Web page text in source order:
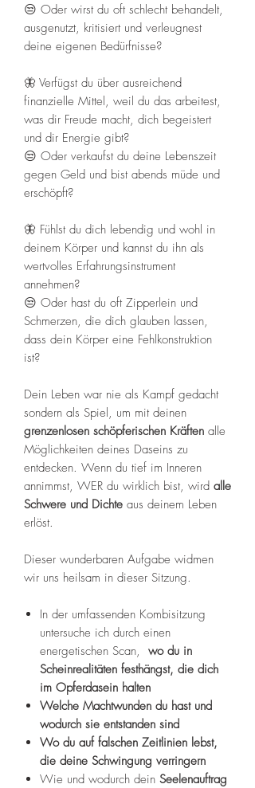
😒 Oder wirst du oft schlecht behandelt,
ausgenutzt, kritisiert und verleugnest
deine eigenen Bedürfnisse?
🦋 Verfügst du über ausreichend
finanzielle Mittel, weil du das arbeitest,
was dir Freude macht, dich begeistert
und dir Energie gibt?
😒 Oder verkaufst du deine Lebenszeit
gegen Geld und bist abends müde und
erschöpft?
🦋 Fühlst du dich lebendig und wohl in
deinem Körper und kannst du ihn als
wertvolles Erfahrungsinstrument
annehmen?
😒 Oder hast du oft Zipperlein und
Schmerzen, die dich glauben lassen,
dass dein Körper eine Fehlkonstruktion
ist?
Dein Leben war nie als Kampf gedacht
sondern als Spiel, um mit deinen
grenzenlosen schöpferischen Kräften alle
Möglichkeiten deines Daseins zu
entdecken. Wenn du tief im Inneren
annimmst, WER du wirklich bist, wird alle
Schwere und Dichte aus deinem Leben
erlöst.
Dieser wunderbaren Aufgabe widmen
wir uns heilsam in dieser Sitzung.
In der umfassenden Kombisitzung
untersuche ich durch einen
energetischen Scan, wo du in
Scheinrealitäten festhängst, die dich
im Opferdasein halten
Welche Machtwunden du hast und
wodurch sie entstanden sind
Wo du auf falschen Zeitlinien lebst,
die deine Schwingung verringern
Wie und wodurch dein Seelenauftrag